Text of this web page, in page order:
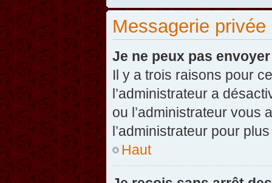
Messagerie privée
Je ne peux pas
Il y a trois raisons pour
l’administrateur a
ou l’administrateur vous
l’administrateur pour
Haut